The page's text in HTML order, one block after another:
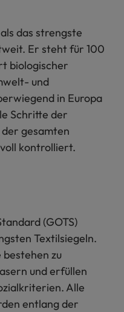
das strengste
Er steht für 100
biologischer
und
in Europa
Schritte der
gesamten
kontrolliert.
(GOTS)
Textilsiegeln.
zu
und erfüllen
Alle
entlang der